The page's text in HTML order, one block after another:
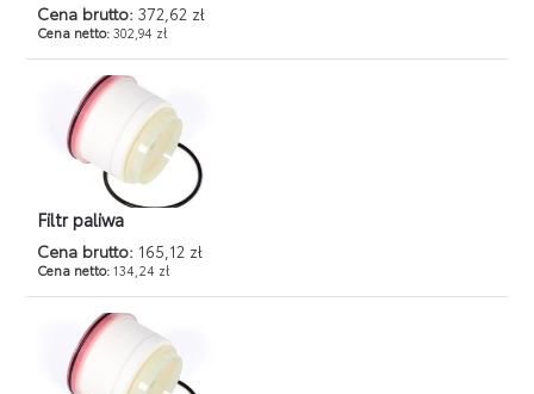
Cena brutto: 372,62 zł
Cena netto:302,94 zł
Filtr paliwa
Cena brutto: 165,12 zł
Cena netto:134,24 zł